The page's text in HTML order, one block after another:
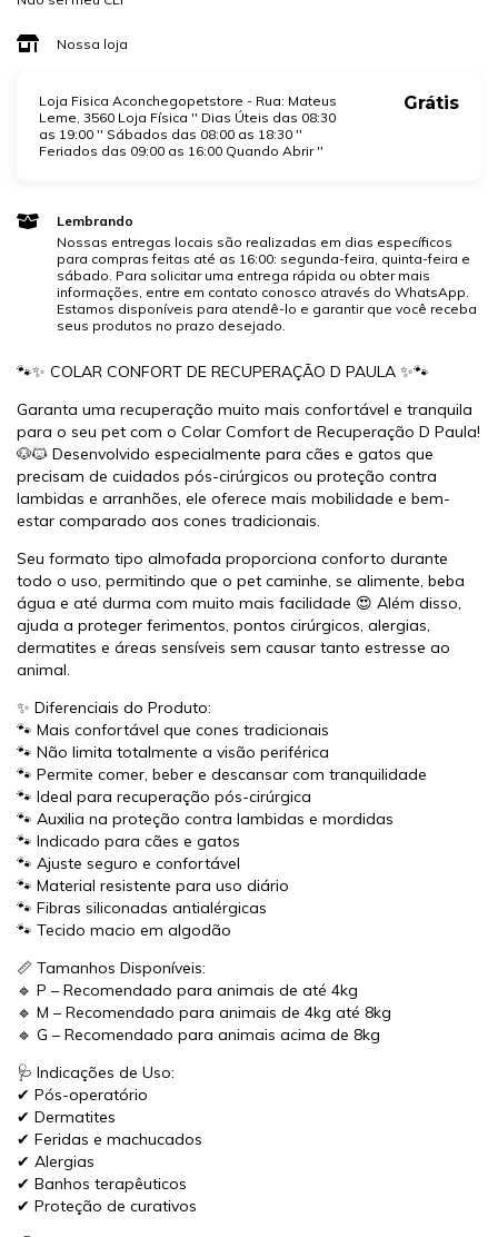
Nossa loja
Loja Fisica Aconchegopetstore - Rua: Mateus
Leme, 3560 Loja Física '' Dias Úteis das 08:30
as 19:00 '' Sábados das 08:00 as 18:30 ''
Feriados das 09:00 as 16:00 Quando Abrir ''
Grátis
Lembrando
Nossas entregas locais são realizadas em dias específicos
para compras feitas até as 16:00: segunda-feira, quinta-feira e
sábado. Para solicitar uma entrega rápida ou obter mais
informações, entre em contato conosco através do WhatsApp.
Estamos disponíveis para atendê-lo e garantir que você receba
seus produtos no prazo desejado.
🐾✨ COLAR CONFORT DE RECUPERAÇÃO D PAULA ✨🐾
Garanta uma recuperação muito mais confortável e tranquila
para o seu pet com o Colar Comfort de Recuperação D Paula!
🐶🐱 Desenvolvido especialmente para cães e gatos que
precisam de cuidados pós-cirúrgicos ou proteção contra
lambidas e arranhões, ele oferece mais mobilidade e bem-
estar comparado aos cones tradicionais.
Seu formato tipo almofada proporciona conforto durante
todo o uso, permitindo que o pet caminhe, se alimente, beba
água e até durma com muito mais facilidade 😍 Além disso,
ajuda a proteger ferimentos, pontos cirúrgicos, alergias,
dermatites e áreas sensíveis sem causar tanto estresse ao
animal.
✨ Diferenciais do Produto:
🐾 Mais confortável que cones tradicionais
🐾 Não limita totalmente a visão periférica
🐾 Permite comer, beber e descansar com tranquilidade
🐾 Ideal para recuperação pós-cirúrgica
🐾 Auxilia na proteção contra lambidas e mordidas
🐾 Indicado para cães e gatos
🐾 Ajuste seguro e confortável
🐾 Material resistente para uso diário
🐾 Fibras siliconadas antialérgicas
🐾 Tecido macio em algodão
📏 Tamanhos Disponíveis:
🔹 P – Recomendado para animais de até 4kg
🔹 M – Recomendado para animais de 4kg até 8kg
🔹 G – Recomendado para animais acima de 8kg
🩺 Indicações de Uso:
✔ Pós-operatório
✔ Dermatites
✔ Feridas e machucados
✔ Alergias
✔ Banhos terapêuticos
✔ Proteção de curativos